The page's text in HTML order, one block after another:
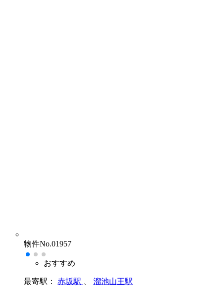
物件No.01957
おすすめ
最寄駅： 赤坂駅 溜池山王駅